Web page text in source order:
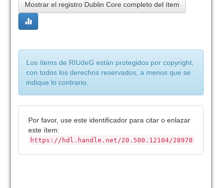
Mostrar el registro Dublin Core completo del ítem
Los ítems de RIUdeG están protegidos por copyright,
con todos los derechos reservados, a menos que se
indique lo contrario.
Por favor, use este identificador para citar o enlazar
este ítem:
https://hdl.handle.net/20.500.12104/28978